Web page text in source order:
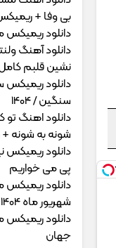
بی وفا +
دانلود ریمیکس
دانلود آهنگ
نشین قلبم
دانلود ریمیکس
سنگین / 1404
دانلود اهنگ
شونه به شونه
دانلود ریمیکس
پی می خواریم
دانلود
شهریور ماه 1404
دانلود ریمیکس
جهان